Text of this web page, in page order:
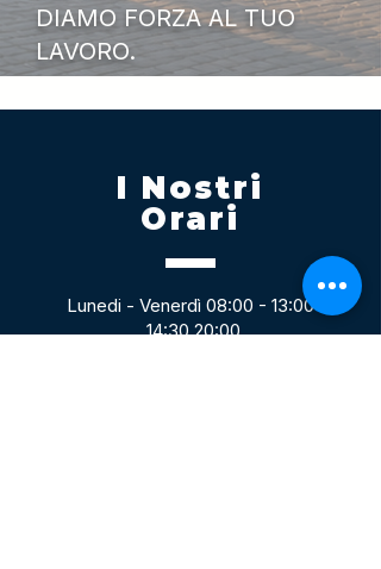
DIAMO FORZA AL TUO
LAVORO.
I Nostri
Orari
Lunedi - Venerdì 08:00 - 13:00
14:30 20:00